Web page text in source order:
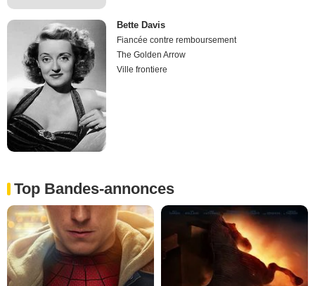
Bette Davis
Fiancée contre remboursement
The Golden Arrow
Ville frontiere
Top Bandes-annonces